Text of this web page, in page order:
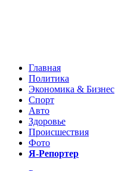
Главная
Политика
Экономика & Бизнес
Спорт
Авто
Здоровье
Происшествия
Фото
Я-Репортер